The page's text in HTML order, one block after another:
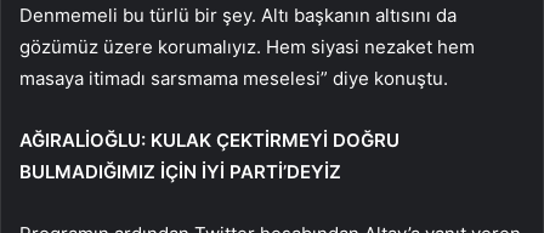
Denmemeli bu türlü bir şey. Altı başkanın altısını da
gözümüz üzere korumalıyız. Hem siyasi nezaket hem
masaya itimadı sarsmama meselesi” diye konuştu.
AĞIRALİOĞLU: KULAK ÇEKTİRMEYİ DOĞRU
BULMADIĞIMIZ İÇİN İYİ PARTİ’DEYİZ